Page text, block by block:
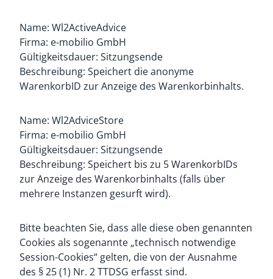
Name: Wl2ActiveAdvice
Firma: e-mobilio GmbH
Gültigkeitsdauer: Sitzungsende
Beschreibung: Speichert die anonyme
WarenkorbID zur Anzeige des Warenkorbinhalts.
Name: Wl2AdviceStore
Firma: e-mobilio GmbH
Gültigkeitsdauer: Sitzungsende
Beschreibung: Speichert bis zu 5 WarenkorbIDs
zur Anzeige des Warenkorbinhalts (falls über
mehrere Instanzen gesurft wird).
Bitte beachten Sie, dass alle diese oben genannten
Cookies als sogenannte „technisch notwendige
Session-Cookies“ gelten, die von der Ausnahme
des § 25 (1) Nr. 2 TTDSG erfasst sind.